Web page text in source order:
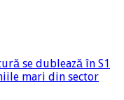
se dublează în S1
mari din sector